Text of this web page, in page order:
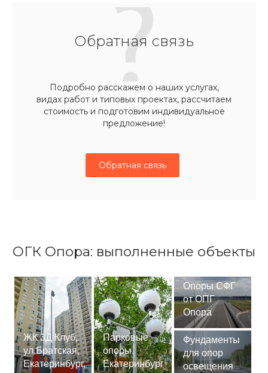
Обратная связь
Подробно расскажем о наших услугах,
видах работ и типовых проектах, рассчитаем
стоимость и подготовим индивидуальное
предложение!
Обратная связь
ОГК Опора: выполненные объекты
ЖК 3Д Клуб,
ул.Братская,
Екатеринбург,
Парковые
опоры,
Екатеринбург
Опоры СФГ
от ОПГ
Опора
Фундаменты
для опор
освещения